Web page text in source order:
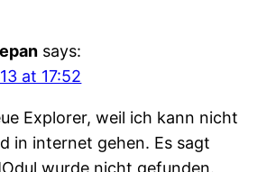
says:
at 17:52
Explorer, weil ich kann nicht
in internet gehen. Es sagt
wurde nicht gefunden.